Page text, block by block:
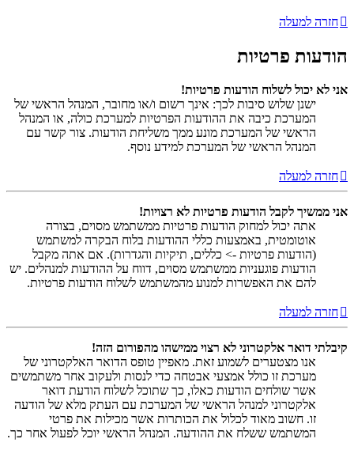
חזרה למעלה
הודעות פרטיות
אני לא יכול לשלוח הודעות פרטיות!
ישנן שלוש סיבות לכך: אינך רשום ו/או מחובר, המנהל הראשי של
המערכת כיבה את ההודעות הפרטיות למערכת כולה, או המנהל
הראשי של המערכת מונע ממך משליחת הודעות. צור קשר עם
המנהל הראשי של המערכת למידע נוסף.
חזרה למעלה
אני ממשיך לקבל הודעות פרטיות לא רצויות!
אתה יכול למחוק הודעות פרטיות ממשתמש מסוים, בצורה
אוטומטית, באמצעות כללי ההודעות בלוח הבקרה למשתמש
(הודעות פרטיות -> כללים, תיקיות והגדרות). אם אתה מקבל
הודעות פוגעניות ממשתמש מסוים, דווח על ההודעות למנהלים. יש
להם את האפשרות למנוע מהמשתמש לשלוח הודעות פרטיות.
חזרה למעלה
קיבלתי דואר אלקטרוני לא רצוי ממישהו מהפורום הזה!
אנו מצטערים לשמוע זאת. מאפיין טופס הדואר האלקטרוני של
מערכת זו כולל אמצעי אבטחה כדי לנסות ולעקוב אחר משתמשים
אשר שולחים הודעות כאלו, כך שתוכל לשלוח הודעת דואר
אלקטרוני למנהל הראשי של המערכת עם העתק מלא של הודעה
זו. חשוב מאוד לכלול את הכותרות אשר מכילות את פרטי
המשתמש ששלח את ההודעה. המנהל הראשי יוכל לפעול אחר כך.